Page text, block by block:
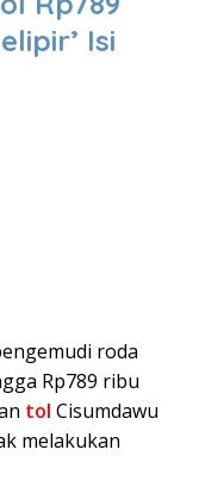
Isi
roda
Rp789 ribu
tol Cisumdawu
melakukan